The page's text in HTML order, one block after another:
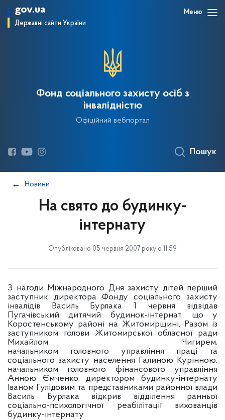
gov.ua
Державні сайти України
Меню
Фонд соціального захисту осіб з
інвалідністю
Офіційний вебпортал
Пошук
Новини
На свято до будинку-
інтернату
Опубліковано 05 червня 2007 року о 11:59
З нагоди Міжнародного Дня захисту дітей перший
заступник директора Фонду соціального захисту
інвалідів Василь Бурлака 1 червня відвідав
Пугачівський дитячий будинок-інтернат, що у
Коростенському районі на Житомирщині. Разом із
заступником голови Житомирської обласної ради
Михайлом Чигирем,
начальником головного управління праці та
соціального захисту населення Галиною Курінною,
начальником головного фінансового управління
Анною Ємченко, директором будинку-інтернату
Іваном Гулідовим та представниками районної влади
Василь Бурлака відкрив відділення ранньої
соціально-психологічної реабілітації вихованців
будинку-інтернату.